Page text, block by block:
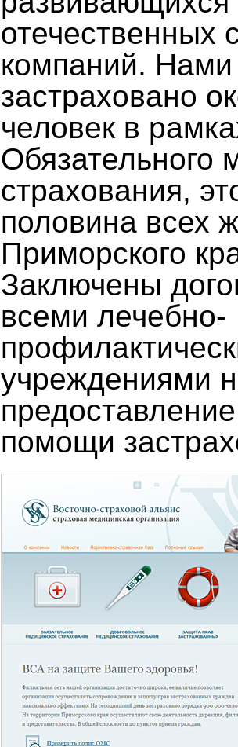
отечественных
компаний. Нами
застраховано
человек в
Обязательного
страхования,
половина всех
Приморского
Заключены
всеми лечебно-
учреждениями
помощи